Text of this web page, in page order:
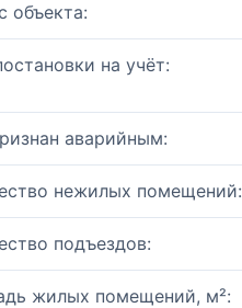
объекта:
на учёт:
аварийным:
нежилых помещений:
подъездов:
жилых помещений, м²: